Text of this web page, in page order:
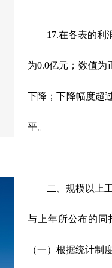
17.在各表的利润
为0.0亿元；数值为
下降；下降幅度超
平。
二、规模以上工
与上年所公布的同
（一）根据统计制